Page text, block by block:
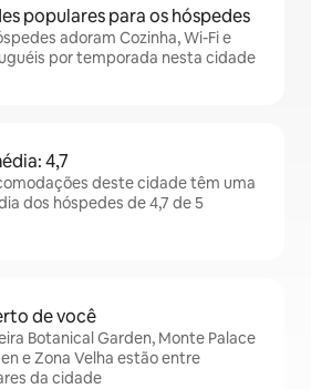
populares para os hóspedes
adoram Cozinha, Wi-Fi e
por temporada nesta cidade
4,7
deste cidade têm uma
dos hóspedes de 4,7 de 5
de você
Botanical Garden, Monte Palace
e Zona Velha estão entre
da cidade